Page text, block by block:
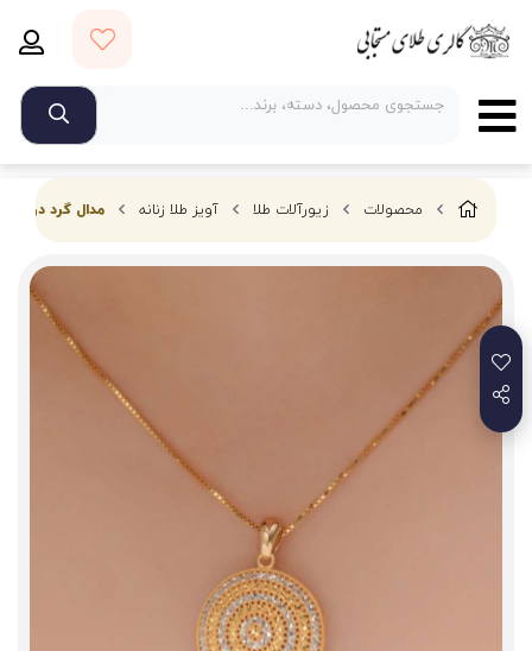
محصولات زیورآلات طلا آویز طلا زنانه مدال گرد دورنگ